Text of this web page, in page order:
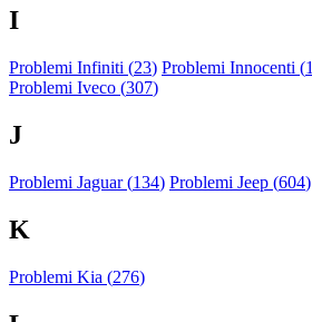
I
Problemi Infiniti (23) Problemi Innocenti (1
Problemi Iveco (307)
J
Problemi Jaguar (134) Problemi Jeep (604)
K
Problemi Kia (276)